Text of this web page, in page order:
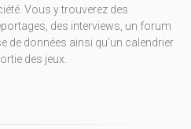
Vous y trouverez des
des interviews, un forum
de données ainsi qu’un calendrier
des jeux.